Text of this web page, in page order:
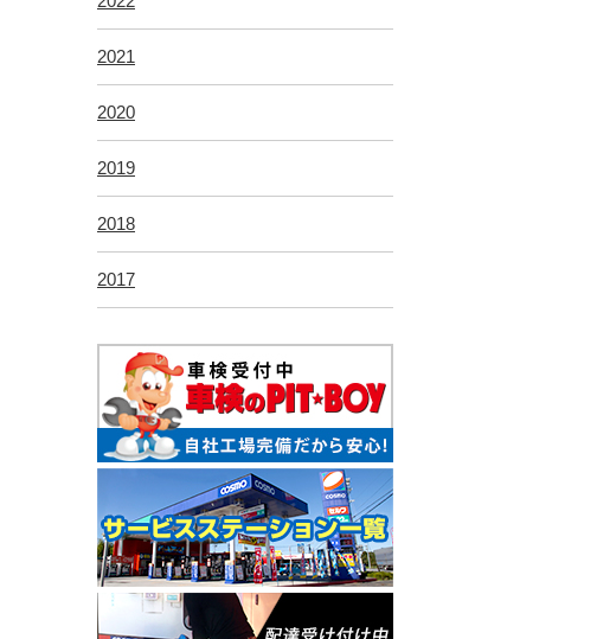
2021
2020
2019
2018
2017